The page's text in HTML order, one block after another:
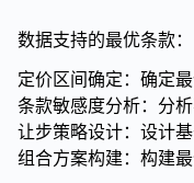
数据支持的最优条款：
定价区间确定：确定
条款敏感度分析：分
让步策略设计：设计
组合方案构建：构建